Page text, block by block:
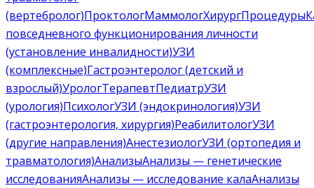
(вертебролог)ПроктологМаммологХирургПроцедуры
повседневного функционирования личности
(установление инвалидности)УЗИ
(комплексные)Гастроэнтеролог (детский и
взрослый)УрологТерапевтПедиатрУЗИ
(урология)ПсихологУЗИ (эндокринология)УЗИ
(гастроэнтерология, хирургия)РеабилитологУЗИ
(другие направления)АнестезиологУЗИ (ортопедия и
травматология)АнализыАнализы — генетические
исследованияАнализы — исследование калаАнализы